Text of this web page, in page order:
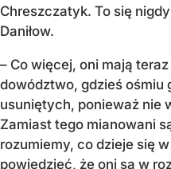
Chreszczatyk. To się
Daniłow.
– Co więcej, oni mają
dowództwo, gdzieś ośmiu
usuniętych, ponieważ nie
Zamiast tego mianowani
rozumiemy, co dzieje się
powiedzieć, że oni są w